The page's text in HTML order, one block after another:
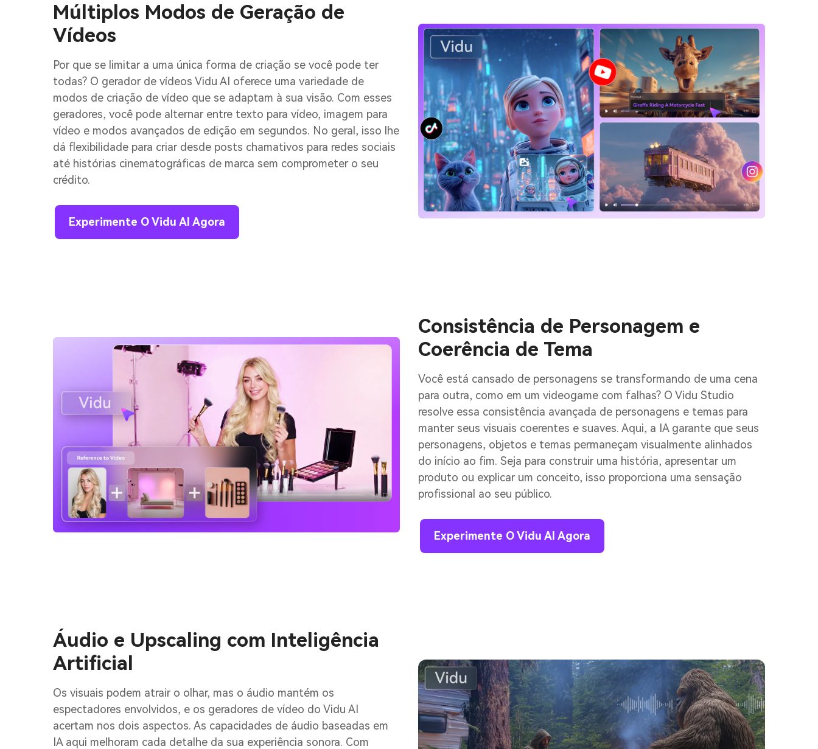
Múltiplos Modos de Geração de
Vídeos
Por que se limitar a uma única forma de criação se você pode ter
todas? O gerador de vídeos Vidu AI oferece uma variedade de
modos de criação de vídeo que se adaptam à sua visão. Com esses
geradores, você pode alternar entre texto para vídeo, imagem para
vídeo e modos avançados de edição em segundos. No geral, isso lhe
dá flexibilidade para criar desde posts chamativos para redes sociais
até histórias cinematográficas de marca sem comprometer o seu
crédito.
Experimente O Vidu AI Agora
Consistência de Personagem e
Coerência de Tema
Você está cansado de personagens se transformando de uma cena
para outra, como em um videogame com falhas? O Vidu Studio
resolve essa consistência avançada de personagens e temas para
manter seus visuais coerentes e suaves. Aqui, a IA garante que seus
personagens, objetos e temas permaneçam visualmente alinhados
do início ao fim. Seja para construir uma história, apresentar um
produto ou explicar um conceito, isso proporciona uma sensação
profissional ao seu público.
Experimente O Vidu AI Agora
Áudio e Upscaling com Inteligência
Artificial
Os visuais podem atrair o olhar, mas o áudio mantém os
espectadores envolvidos, e os geradores de vídeo do Vidu AI
acertam nos dois aspectos. As capacidades de áudio baseadas em
IA aqui melhoram cada detalhe da sua experiência sonora. Com